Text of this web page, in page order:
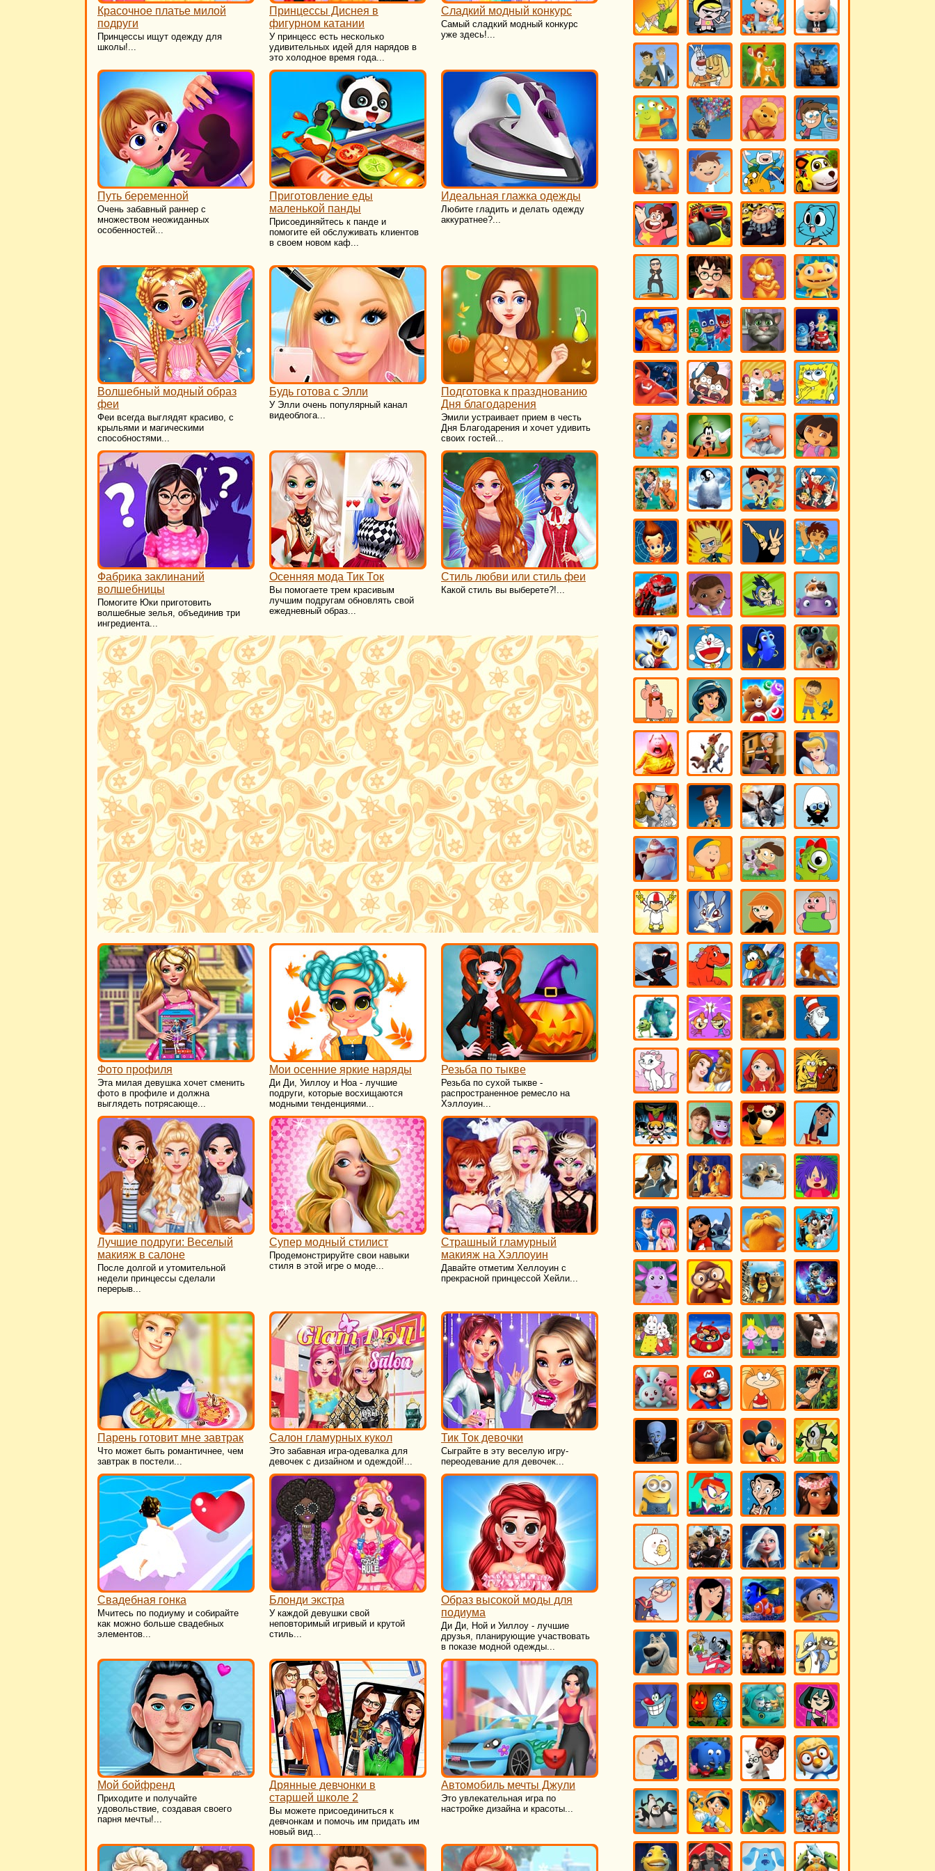
Красочное платье милой
подруги
Принцессы ищут одежду для
школы!...
Принцессы Диснея в
фигурном катании
У принцесс есть несколько
удивительных идей для нарядов в
это холодное время года...
Сладкий модный конкурс
Самый сладкий модный конкурс
уже здесь!...
Путь беременной
Очень забавный раннер с
множеством неожиданных
особенностей...
Приготовление еды
маленькой панды
Присоединяйтесь к панде и
помогите ей обслуживать клиентов
в своем новом каф...
Идеальная глажка одежды
Любите гладить и делать одежду
аккуратнее?...
Волшебный модный образ
феи
Феи всегда выглядят красиво, с
крыльями и магическими
способностями...
Будь готова с Элли
У Элли очень популярный канал
видеоблога...
Подготовка к празднованию
Дня благодарения
Эмили устраивает прием в честь
Дня Благодарения и хочет удивить
своих гостей...
Фабрика заклинаний
волшебницы
Помогите Юки приготовить
волшебные зелья, объединив три
ингредиента...
Осенняя мода Тик Ток
Вы помогаете трем красивым
лучшим подругам обновлять свой
ежедневный образ...
Стиль любви или стиль феи
Какой стиль вы выберете?!...
Фото профиля
Эта милая девушка хочет сменить
фото в профиле и должна
выглядеть потрясающе...
Мои осенние яркие наряды
Ди Ди, Уиллоу и Ноа - лучшие
подруги, которые восхищаются
модными тенденциями...
Резьба по тыкве
Резьба по сухой тыкве -
распространенное ремесло на
Хэллоуин...
Лучшие подруги: Веселый
макияж в салоне
После долгой и утомительной
недели принцессы сделали
перерыв...
Супер модный стилист
Продемонстрируйте свои навыки
стиля в этой игре о моде...
Страшный гламурный
макияж на Хэллоуин
Давайте отметим Хеллоуин с
прекрасной принцессой Хейли...
Парень готовит мне завтрак
​Что может быть романтичнее, чем
завтрак в постели...
Салон гламурных кукол
Это забавная игра-одевалка для
девочек с дизайном и одеждой!...
Тик Ток девочки
Сыграйте в эту веселую игру-
переодевание для девочек...
Свадебная гонка
Мчитесь по подиуму и собирайте
как можно больше свадебных
элементов...
Блонди экстра
У каждой девушки свой
неповторимый игривый и крутой
стиль...
Образ высокой моды для
подиума
Ди Ди, Ной и Уиллоу - лучшие
друзья, планирующие участвовать
в показе модной одежды...
Мой бойфренд
Приходите и получайте
удовольствие, создавая своего
парня мечты!...
Дрянные девчонки в
старшей школе 2
Вы можете присоединиться к
девчонкам и помочь им придать им
новый вид...
Автомобиль мечты Джули
Это увлекательная игра по
настройке дизайна и красоты...